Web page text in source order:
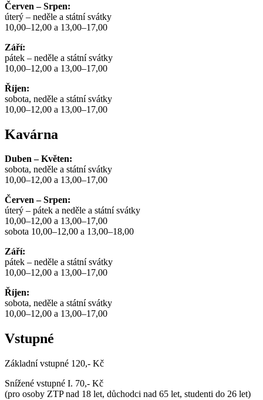
Červen – Srpen:
úterý – neděle a státní svátky
10,00–12,00 a 13,00–17,00
Září:
pátek – neděle a státní svátky
10,00–12,00 a 13,00–17,00
Říjen:
sobota, neděle a státní svátky
10,00–12,00 a 13,00–17,00
Kavárna
Duben – Květen:
sobota, neděle a státní svátky
10,00–12,00 a 13,00–17,00
Červen – Srpen:
úterý – pátek a neděle a státní svátky
10,00–12,00 a 13,00–17,00
sobota 10,00–12,00 a 13,00–18,00
Září:
pátek – neděle a státní svátky
10,00–12,00 a 13,00–17,00
Říjen:
sobota, neděle a státní svátky
10,00–12,00 a 13,00–17,00
Vstupné
Základní vstupné 120,- Kč
Snížené vstupné I. 70,- Kč
(pro osoby ZTP nad 18 let, důchodci nad 65 let, studenti do 26 let)